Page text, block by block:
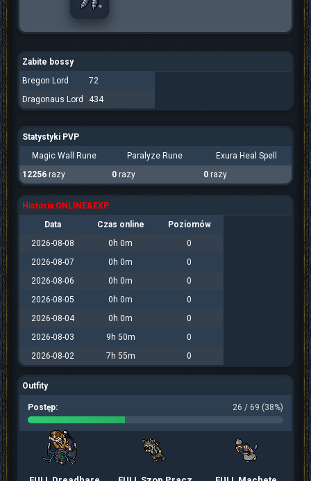
Zabite bossy
Bregon Lord
72
Dragonaus Lord
434
Statystyki PVP
Magic Wall Rune
Paralyze Rune
Exura Heal Spell
12256 razy 0 razy 0 razy
Historia ONLINE&EXP
Data
Czas online
Poziomów
2026-08-08
0h 0m
0
2026-08-07
0h 0m
0
2026-08-06
0h 0m
0
2026-08-05
0h 0m
0
2026-08-04
0h 0m
0
2026-08-03
9h 50m
0
2026-08-02
7h 55m 0
Outfity
Postęp: 26 / 69 (38%)